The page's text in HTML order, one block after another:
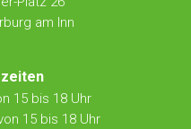
am Inn
15 bis 18 Uhr
15 bis 18 Uhr